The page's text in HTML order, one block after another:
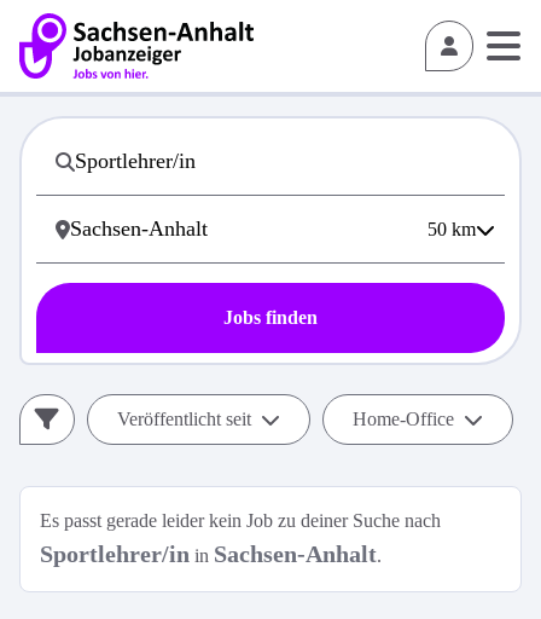
50 km
Jobs finden
Veröffentlicht seit Home-Office
Es passt gerade leider kein Job zu deiner Suche nach
Sportlehrer/in in Sachsen-Anhalt.